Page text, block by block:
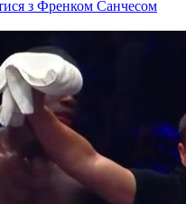
з Френком Санчесом